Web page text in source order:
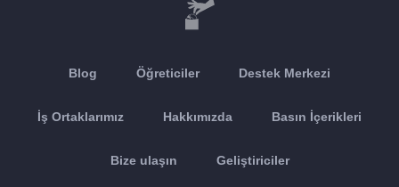
Blog Öğreticiler Destek Merkezi
İş Ortaklarımız Hakkımızda Basın İçerikleri
Bize ulaşın Geliştiriciler